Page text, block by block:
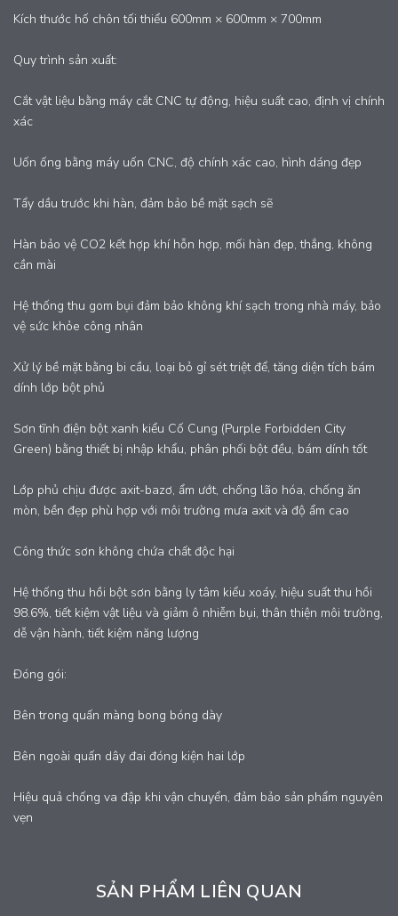
Kích thước hố chôn tối thiểu 600mm × 600mm × 700mm
Quy trình sản xuất:
Cắt vật liệu bằng máy cắt CNC tự động, hiệu suất cao, định vị chính
xác
Uốn ống bằng máy uốn CNC, độ chính xác cao, hình dáng đẹp
Tẩy dầu trước khi hàn, đảm bảo bề mặt sạch sẽ
Hàn bảo vệ CO2 kết hợp khí hỗn hợp, mối hàn đẹp, thẳng, không
cần mài
Hệ thống thu gom bụi đảm bảo không khí sạch trong nhà máy, bảo
vệ sức khỏe công nhân
Xử lý bề mặt bằng bi cầu, loại bỏ gỉ sét triệt để, tăng diện tích bám
dính lớp bột phủ
Sơn tĩnh điện bột xanh kiểu Cố Cung (Purple Forbidden City
Green) bằng thiết bị nhập khẩu, phân phối bột đều, bám dính tốt
Lớp phủ chịu được axit-bazơ, ẩm ướt, chống lão hóa, chống ăn
mòn, bền đẹp phù hợp với môi trường mưa axit và độ ẩm cao
Công thức sơn không chứa chất độc hại
Hệ thống thu hồi bột sơn bằng ly tâm kiểu xoáy, hiệu suất thu hồi
98.6%, tiết kiệm vật liệu và giảm ô nhiễm bụi, thân thiện môi trường,
dễ vận hành, tiết kiệm năng lượng
Đóng gói:
Bên trong quấn màng bong bóng dày
Bên ngoài quấn dây đai đóng kiện hai lớp
Hiệu quả chống va đập khi vận chuyển, đảm bảo sản phẩm nguyên
vẹn
SẢN PHẨM LIÊN QUAN